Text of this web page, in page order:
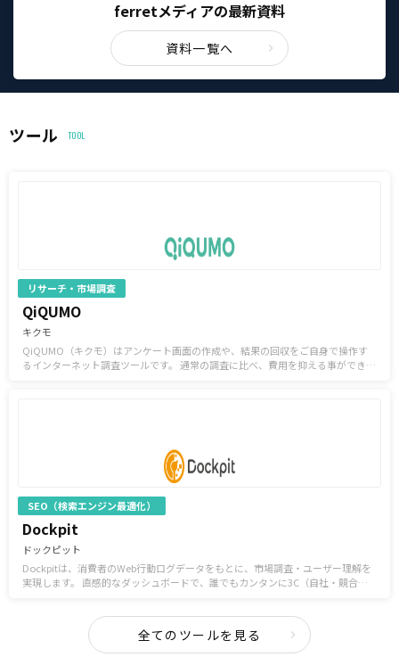
ferretメディアの最新資料
資料一覧へ
ツール TOOL
リサーチ・市場調査
QiQUMO
キクモ
QiQUMO（キクモ）はアンケート画面の作成や、結果の回収をご自身で操作す
るインターネット調査ツールです。 通常の調査に比べ、費用を抑える事ができ、
SEO（検索エンジン最適化）
Dockpit
ドックピット
Dockpitは、消費者のWeb行動ログデータをもとに、市場調査・ユーザー理解を
実現します。 直感的なダッシュボードで、誰でもカンタンに3C（自社・競合・
全てのツールを見る